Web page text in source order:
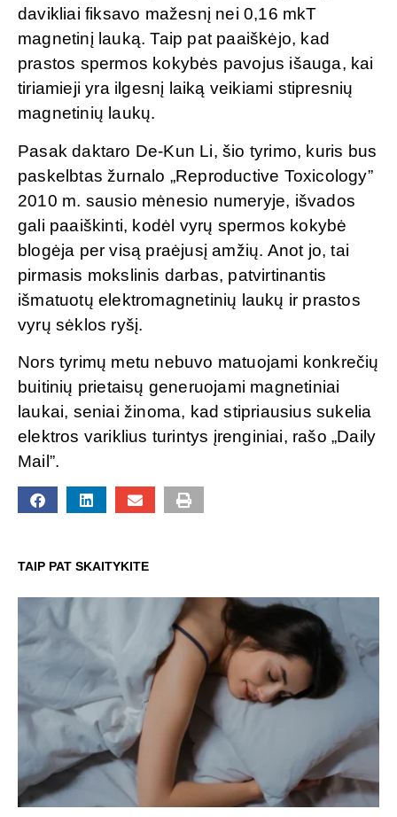
davikliai fiksavo mažesnį nei 0,16 mkT
magnetinį lauką. Taip pat paaiškėjo, kad
prastos spermos kokybės pavojus išauga, kai
tiriamieji yra ilgesnį laiką veikiami stipresnių
magnetinių laukų.
Pasak daktaro De-Kun Li, šio tyrimo, kuris bus
paskelbtas žurnalo „Reproductive Toxicology”
2010 m. sausio mėnesio numeryje, išvados
gali paaiškinti, kodėl vyrų spermos kokybė
blogėja per visą praėjusį amžių. Anot jo, tai
pirmasis mokslinis darbas, patvirtinantis
išmatuotų elektromagnetinių laukų ir prastos
vyrų sėklos ryšį.
Nors tyrimų metu nebuvo matuojami konkrečių
buitinių prietaisų generuojami magnetiniai
laukai, seniai žinoma, kad stipriausius sukelia
elektros variklius turintys įrenginiai, rašo „Daily
Mail”.
TAIP PAT SKAITYKITE